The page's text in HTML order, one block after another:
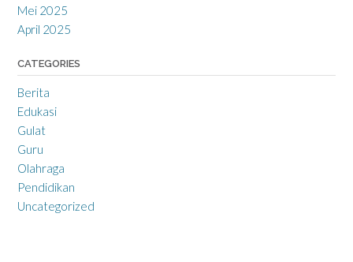
Mei 2025
April 2025
CATEGORIES
Berita
Edukasi
Gulat
Guru
Olahraga
Pendidikan
Uncategorized